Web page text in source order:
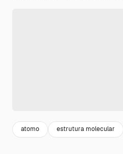
atomo estrutura molecular